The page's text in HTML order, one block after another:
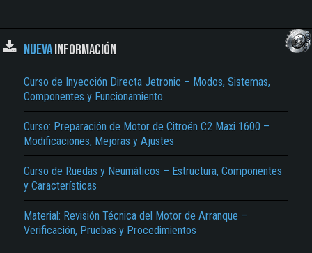
NUEVAINFORMACIÓN
Curso de Inyección Directa Jetronic – Modos, Sistemas,
Componentes y Funcionamiento
Curso: Preparación de Motor de Citroën C2 Maxi 1600 –
Modificaciones, Mejoras y Ajustes
Curso de Ruedas y Neumáticos – Estructura, Componentes
y Características
Material: Revisión Técnica del Motor de Arranque –
Verificación, Pruebas y Procedimientos